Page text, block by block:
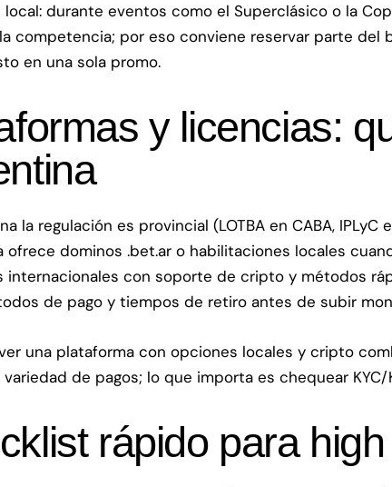
local: durante eventos como el Superclásico o la
competencia; por eso conviene reservar parte
en una sola promo.
y licencias:
la regulación es provincial (LOTBA en CABA,
ofrece dominos .bet.ar o habilitaciones locales
internacionales con soporte de cripto y métodos
de pago y tiempos de retiro antes de subir
una plataforma con opciones locales y cripto
de pagos; lo que importa es chequear
rápido para